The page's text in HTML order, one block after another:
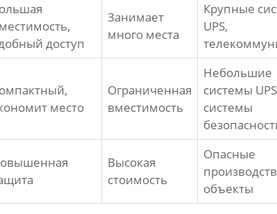
доступ
Занимает
много места
Крупные
UPS,
место
Ограниченная
вместимость
Небольшие
системы
системы
Высокая
стоимость
Опасные
объекты